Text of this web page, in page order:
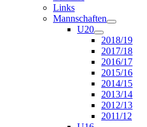
Links
Mannschaften
U20
2018/19
2017/18
2016/17
2015/16
2014/15
2013/14
2012/13
2011/12